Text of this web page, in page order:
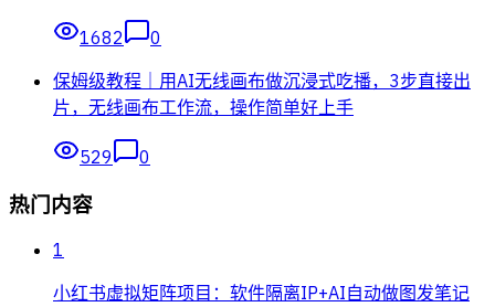
1682
0
保姆级教程｜用AI无线画布做沉浸式吃播，3步直接出
片，无线画布工作流，操作简单好上手
529 0
热门内容
1
小红书虚拟矩阵项目：软件隔离IP+AI自动做图发笔记